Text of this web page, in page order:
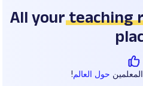
All yourteaching
حول العالم!